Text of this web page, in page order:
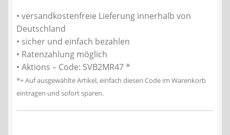
• versandkostenfreie Lieferung innerhalb von
Deutschland
• sicher und einfach bezahlen
• Ratenzahlung möglich
• Aktions – Code: SVB2MR47 *
*= Auf ausgewählte Artikel, einfach diesen Code im Warenkorb
eintragen und sofort sparen.